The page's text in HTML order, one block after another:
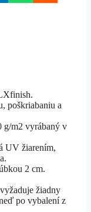
poškriabaniu a
g/m2 vyrábaný v
UV žiarením,
2 cm.
žiadny
po vybalení z